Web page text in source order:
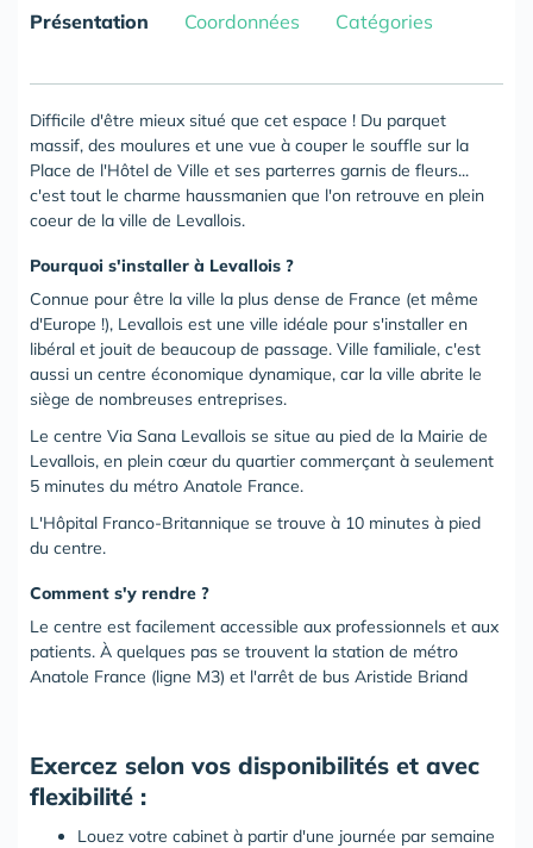
Présentation Coordonnées Catégories
Difficile d'être mieux situé que cet espace ! Du parquet
massif, des moulures et une vue à couper le souffle sur la
Place de l'Hôtel de Ville et ses parterres garnis de fleurs...
c'est tout le charme haussmanien que l'on retrouve en plein
coeur de la ville de Levallois.
Pourquoi s'installer à Levallois ?
Connue pour être la ville la plus dense de France (et même
d'Europe !), Levallois est une ville idéale pour s'installer en
libéral et jouit de beaucoup de passage. Ville familiale, c'est
aussi un centre économique dynamique, car la ville abrite le
siège de nombreuses entreprises.
Le centre Via Sana Levallois se situe au pied de la Mairie de
Levallois, en plein cœur du quartier commerçant à seulement
5 minutes du métro Anatole France.
L'Hôpital Franco-Britannique se trouve à 10 minutes à pied
du centre.
Comment s'y rendre ?
Le centre est facilement accessible aux professionnels et aux
patients. À quelques pas se trouvent la station de métro
Anatole France (ligne M3) et l'arrêt de bus Aristide Briand
Exercez selon vos disponibilités et avec
flexibilité :
Louez votre cabinet à partir d'une journée par semaine